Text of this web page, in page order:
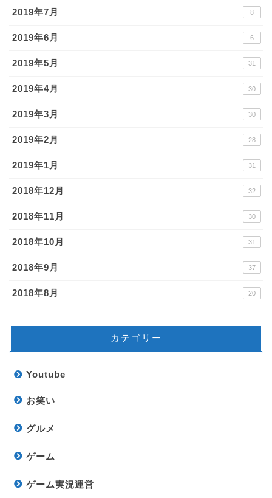
2019年7月 8
2019年6月 6
2019年5月 31
2019年4月 30
2019年3月 30
2019年2月 28
2019年1月 31
2018年12月 32
2018年11月 30
2018年10月 31
2018年9月 37
2018年8月 20
カテゴリー
Youtube
お笑い
グルメ
ゲーム
ゲーム実況運営